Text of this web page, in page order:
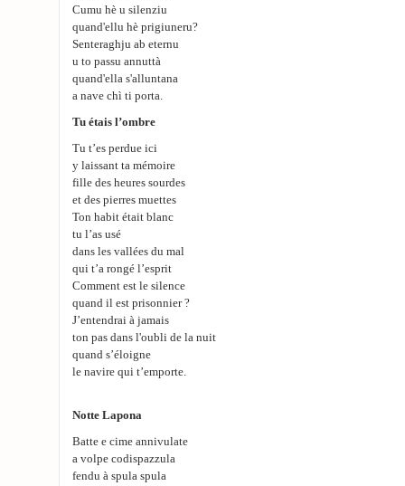
Cumu hè u silenziu
quand'ellu hè prigiuneru?
Senteraghju ab eternu
u to passu annuttà
quand'ella s'alluntana
a nave chì ti porta.
Tu étais l’ombre
Tu t’es perdue ici
y laissant ta mémoire
fille des heures sourdes
et des pierres muettes
Ton habit était blanc
tu l’as usé
dans les vallées du mal
qui t’a rongé l’esprit
Comment est le silence
quand il est prisonnier ?
J’entendrai à jamais
ton pas dans l'oubli de la nuit
quand s’éloigne
le navire qui t’emporte.
Notte Lapona
Batte e cime annivulate
a volpe codispazzula
fendu à spula spula